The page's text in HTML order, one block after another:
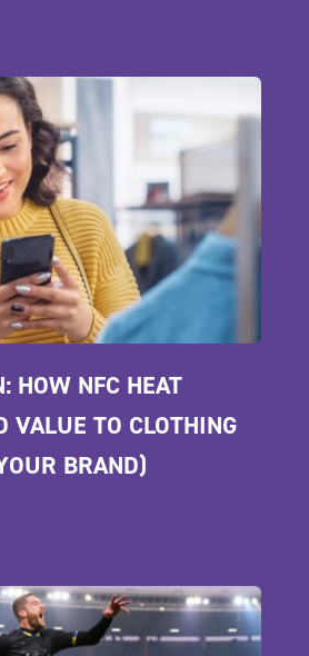
HOW NFC HEAT
VALUE TO CLOTHING
BRAND)